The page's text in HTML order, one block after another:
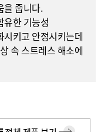
을 줍니다.
유한 기능성
키고 안정시키는데
속 스트레스 해소에